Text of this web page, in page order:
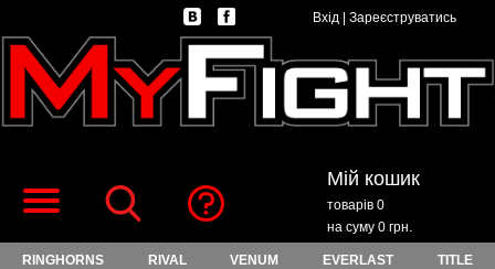
Вхід Зареєструватись
Мій кошик
товарів 0
на суму 0 грн.
RINGHORNS RIVAL VENUM EVERLAST TITLE